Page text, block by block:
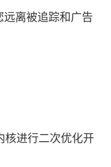
离被追踪和广告
进行二次优化开